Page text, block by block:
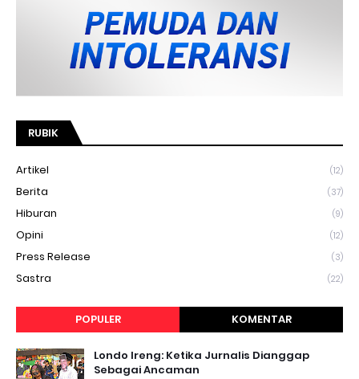
RUBIK
Artikel (12)
Berita (37)
Hiburan (9)
Opini (12)
Press Release (3)
Sastra (22)
POPULER KOMENTAR
Londo Ireng: Ketika Jurnalis Dianggap
Sebagai Ancaman